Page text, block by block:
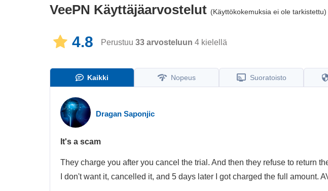
VeePN Käyttäjäarvostelut (Käyttökokemuksia ei ole tarkistettu)
4.8 Perustuu 33 arvosteluun 4 kielellä
Kaikki Nopeus Suoratoisto
Dragan Saponjic
It's a scam
They charge you after you cancel the trial. And then they refuse to return
I don't want it, cancelled it, and 5 days later I got charged the full amount.